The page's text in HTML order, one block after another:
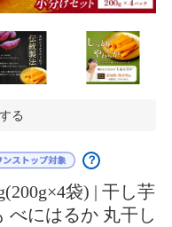
る
？
袋) | 干し芋
べにはるか 丸干し